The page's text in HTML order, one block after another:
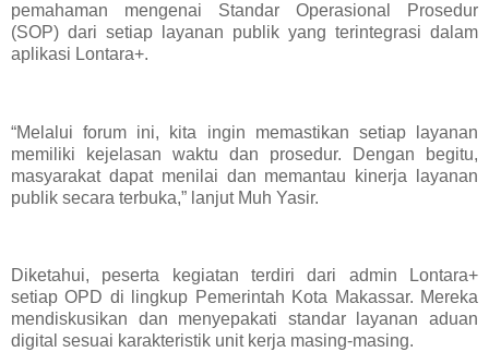
pemahaman mengenai Standar Operasional Prosedur
(SOP) dari setiap layanan publik yang terintegrasi dalam
aplikasi Lontara+.
“Melalui forum ini, kita ingin memastikan setiap layanan
memiliki kejelasan waktu dan prosedur. Dengan begitu,
masyarakat dapat menilai dan memantau kinerja layanan
publik secara terbuka,” lanjut Muh Yasir.
Diketahui, peserta kegiatan terdiri dari admin Lontara+
setiap OPD di lingkup Pemerintah Kota Makassar. Mereka
mendiskusikan dan menyepakati standar layanan aduan
digital sesuai karakteristik unit kerja masing-masing.